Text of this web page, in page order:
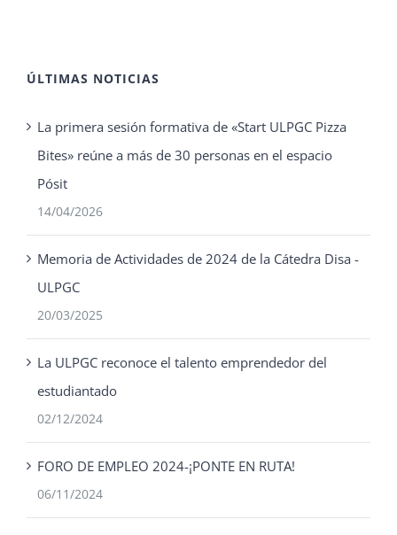
ÚLTIMAS NOTICIAS
La primera sesión formativa de «Start ULPGC Pizza
Bites» reúne a más de 30 personas en el espacio
Pósit
14/04/2026
Memoria de Actividades de 2024 de la Cátedra Disa -
ULPGC
20/03/2025
La ULPGC reconoce el talento emprendedor del
estudiantado
02/12/2024
FORO DE EMPLEO 2024-¡PONTE EN RUTA!
06/11/2024